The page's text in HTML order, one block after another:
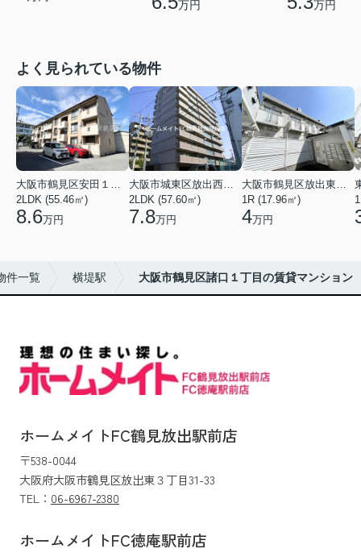
万円 万円
よく見られている物件
大阪市鶴見区安田１丁目
2LDK (55.46㎡)
8.6万円
大阪市城東区放出西２丁目
2LDK (57.60㎡)
7.8万円
大阪市鶴見区放出東３丁目
1R (17.96㎡)
4万円
件一覧 横堤駅 大阪市鶴見区諸口１丁目の賃貸マンション
ホームメイトFC鶴見放出駅前店
〒538-0044
大阪府大阪市鶴見区放出東３丁目31-33
TEL： 06-6967-2380
ホームメイトFC徳庵駅前店